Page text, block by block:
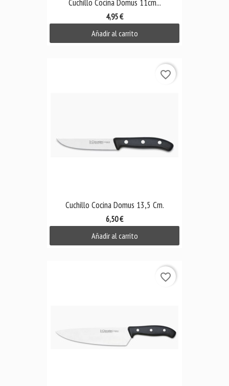
4,95 €
Añadir al carrito
Cuchillo Cocina Domus 13,5 Cm.
6,50 €
Añadir al carrito
favorite_border
favorite_border